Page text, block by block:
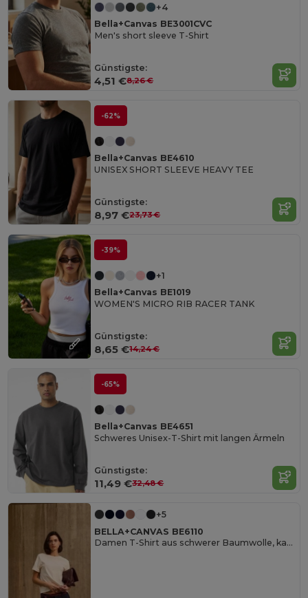
+4
Bella+Canvas BE3001CVC
Men's short sleeve T-Shirt
Günstigste:
4,51 €8,26 €
-62%
Bella+Canvas BE4610
UNISEX SHORT SLEEVE HEAVY TEE
Günstigste:
8,97 €23,73 €
-39%
+1
Bella+Canvas BE1019
WOMEN'S MICRO RIB RACER TANK
Günstigste:
8,65 €14,24 €
-65%
Bella+Canvas BE4651
Schweres Unisex-T-Shirt mit langen Ärmeln
Günstigste:
11,49 €32,48 €
+5
BELLA+CANVAS BE6110
Damen T-Shirt aus schwerer Baumwolle, kastiger Schnitt